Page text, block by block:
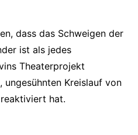
dass das Schweigen der
ist als jedes
Theaterprojekt
ungesühnten Kreislauf von
hat.